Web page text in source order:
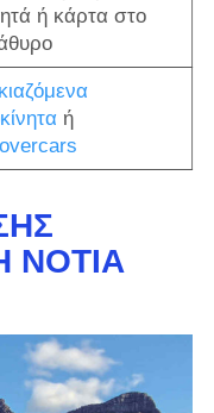
ή κάρτα στο
ή
ΝΌΤΙΑ